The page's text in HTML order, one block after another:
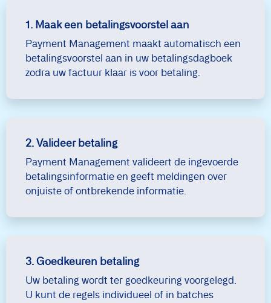
1. Maak een betalingsvoorstel aan
Payment Management maakt automatisch een
betalingsvoorstel aan in uw betalingsdagboek
zodra uw factuur klaar is voor betaling.
2. Valideer betaling
Payment Management valideert de ingevoerde
betalingsinformatie en geeft meldingen over
onjuiste of ontbrekende informatie.
3. Goedkeuren betaling
Uw betaling wordt ter goedkeuring voorgelegd.
U kunt de regels individueel of in batches